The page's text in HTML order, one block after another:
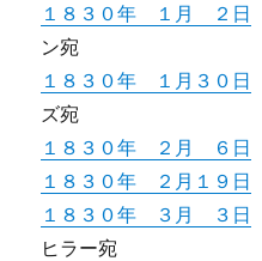
１８３０年 １月 ２日
ン宛
１８３０年 １月３０日
ズ宛
１８３０年 ２月 ６日
１８３０年 ２月１９日
１８３０年 ３月 ３日
ヒラー宛